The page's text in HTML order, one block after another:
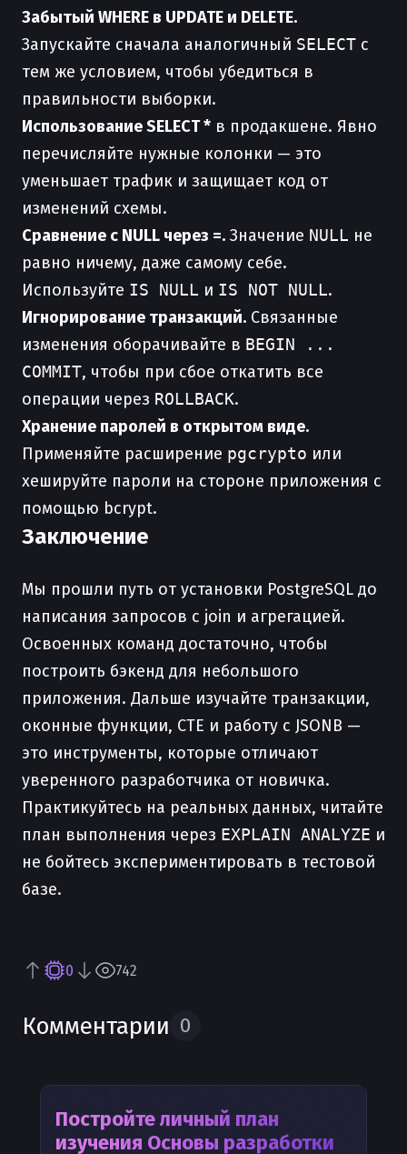
Забытый WHERE в UPDATE и DELETE.
Запускайте сначала аналогичный SELECT с
тем же условием, чтобы убедиться в
правильности выборки.
Использование SELECT * в продакшене. Явно
перечисляйте нужные колонки — это
уменьшает трафик и защищает код от
изменений схемы.
Сравнение с NULL через =. Значение NULL не
равно ничему, даже самому себе.
Используйте IS NULL и IS NOT NULL.
Игнорирование транзакций. Связанные
изменения оборачивайте в BEGIN ...
COMMIT, чтобы при сбое откатить все
операции через ROLLBACK.
Хранение паролей в открытом виде.
Применяйте расширение pgcrypto или
хешируйте пароли на стороне приложения с
помощью bcrypt.
Заключение
Мы прошли путь от установки PostgreSQL до
написания запросов с join и агрегацией.
Освоенных команд достаточно, чтобы
построить бэкенд для небольшого
приложения. Дальше изучайте транзакции,
оконные функции, CTE и работу с JSONB —
это инструменты, которые отличают
уверенного разработчика от новичка.
Практикуйтесь на реальных данных, читайте
план выполнения через EXPLAIN ANALYZE и
не бойтесь экспериментировать в тестовой
базе.
0 742
Комментарии 0
Постройте личный план
изучения Основы разработки